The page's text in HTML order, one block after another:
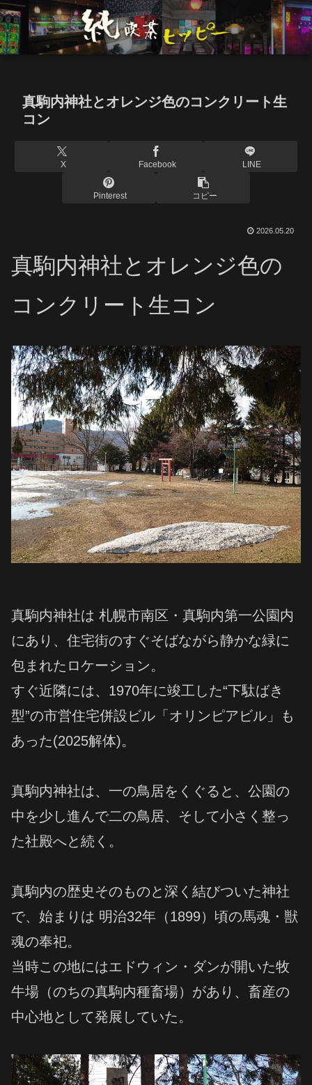
真駒内神社とオレンジ色のコンクリート生
コン
X Facebook LINE
Pinterest コピー
2026.05.20
真駒内神社とオレンジ色の
コンクリート生コン
真駒内神社は 札幌市南区・真駒内第一公園内
にあり、住宅街のすぐそばながら静かな緑に
包まれたロケーション。
すぐ近隣には、1970年に竣工した“下駄ばき
型”の市営住宅併設ビル「オリンピアビル」も
あった(2025解体)。
真駒内神社は、一の鳥居をくぐると、公園の
中を少し進んで二の鳥居、そして小さく整っ
た社殿へと続く。
真駒内の歴史そのものと深く結びついた神社
で、始まりは 明治32年（1899）頃の馬魂・獣
魂の奉祀。
当時この地にはエドウィン・ダンが開いた牧
牛場（のちの真駒内種畜場）があり、畜産の
中心地として発展していた。